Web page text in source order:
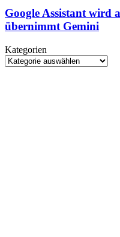
wird
abgeschaltet:
Ab
übernimmt
Gemini
Google Assistant wird
übernimmt Gemini
Kategorien
Kategorien